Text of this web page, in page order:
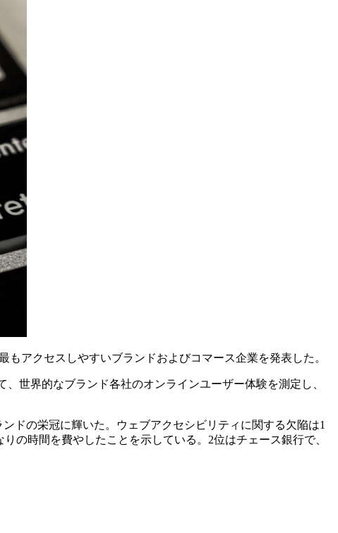
もアクセスしやすいブランドおよびコマース企業を発表した。
、世界的なブランド各社のオンラインユーザー体験を測定し、
ドの栄冠に輝いた。ウェブアクセシビリティに関する欠陥は1
の時間を費やしたことを示している。2位はチェース銀行で、